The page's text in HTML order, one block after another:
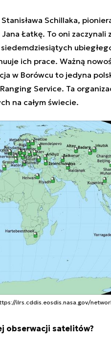
Schillaka,
Łatkę. To oni zaczynali
ich prace. Ważną
w Borówcu to jedyna
Service. Ta
na całym świecie.
ilrs.cddis.eosdis.nasa.gov/
obserwacji satelitów?